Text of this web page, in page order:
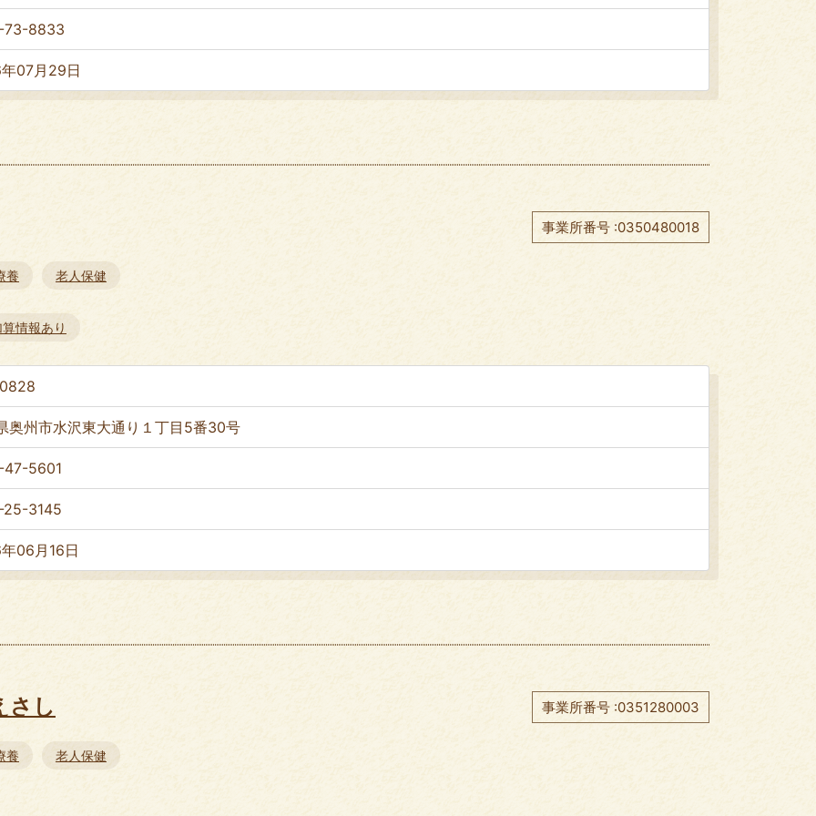
73-8833
07月29日
事業所番号 :0350480018
養 老人保健
情報あり
奥州市水沢東大通り１丁目5番30号
47-5601
25-3145
06月16日
さし 事業所番号 :0351280003
養 老人保健